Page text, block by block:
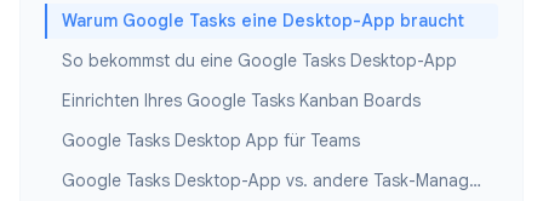
Warum Google Tasks eine Desktop-App braucht
So bekommst du eine Google Tasks Desktop-App
Einrichten Ihres Google Tasks Kanban Boards
Google Tasks Desktop App für Teams
Google Tasks Desktop-App vs. andere Task-Manager